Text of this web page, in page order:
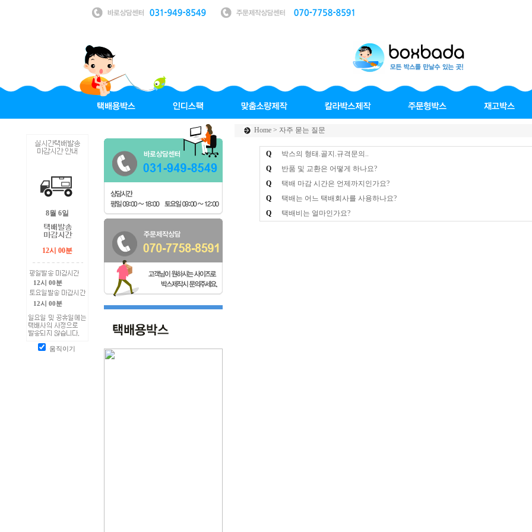
8월 6일
12시 00분
12시 00분
12시 00분
움직이기
Home > 자주 묻는 질문
Q
박스의 형태.골지.규격문의..
Q
반품 및 교환은 어떻게 하나요?
Q
택배 마감 시간은 언제까지인가요?
Q
택배는 어느 택배회사를 사용하나요?
Q
택배비는 얼마인가요?